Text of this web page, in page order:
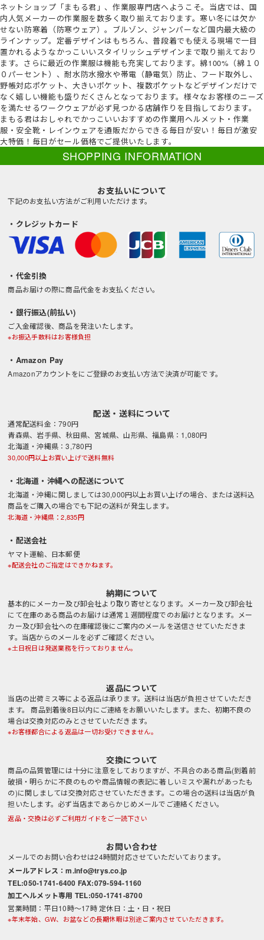
ネットショップ「まもる君」、作業服専門店へようこそ。当店では、国
内人気メーカーの作業服を数多く取り揃えております。寒い冬には欠か
せない防寒着（防寒ウェア）。ブルゾン、ジャンパーなど国内最大級の
ラインナップ。定番デザインはもちろん、普段着でも使える現場で一目
置かれるようなかっこいいスタイリッシュデザインまで取り揃えており
ます。さらに最近の作業服は機能も充実しております。綿100%（綿１０
０パーセント）、耐水防水撥水や帯電（静電気）防止、フード取外し、
野帳対応ポケット、大きいポケット、複数ポケットなどデザインだけで
なく嬉しい機能も盛りだくさんとなっております。様々なお客様のニーズ
を満たせるワークウェアが必ず見つかる店舗作りを目指しております。
まもる君はおしゃれでかっこいいおすすめの作業用ヘルメット・作業
服・安全靴・レインウェアを通販だからできる毎日が安い！毎日が激安
大特価！毎日がセール価格でご提供いたします。
SHOPPING INFORMATION
お支払いについて
下記のお支払い方法がご利用いただけます。
・クレジットカード
・代金引換
商品お届けの際に商品代金をお支払ください。
・銀行振込(前払い)
ご入金確認後、商品を発注いたします。
※お振込手数料はお客様負担
・Amazon Pay
Amazonアカウントをにご登録のお支払い方法で決済が可能です。
配送・送料について
通常配送料金：790円
青森県、岩手県、秋田県、宮城県、山形県、福島県：1,080円
北海道・沖縄県：3,780円
30,000円以上お買い上げで送料無料
・北海道・沖縄への配送について
北海道・沖縄に関しましては30,000円以上お買い上げの場合、または送料込
商品をご購入の場合でも下記の送料が発生します。
北海道・沖縄県：2,835円
・配送会社
ヤマト運輸、日本郵便
※配送会社のご指定はできかねます。
納期について
基本的にメーカー及び卸会社より取り寄せとなります。メーカー及び卸会社
にて在庫のある商品のお届けは通常１週間程度でのお届けとなります。メー
カー及び卸会社への在庫確認後にご案内のメールを送信させていただきま
す。当店からのメールを必ずご確認ください。
※土日祝日は発送業務を行っておりません。
返品について
当店の出荷ミス等による返品は承ります。送料は当店が負担させていただき
ます。 商品到着後8日以内にご連絡をお願いいたします。また、初期不良の
場合は交換対応のみとさせていただきます。
※お客様都合による返品は一切お受けできません。
交換について
商品の品質管理には十分に注意をしておりますが、不具合のある商品(到着前
破損・明らかに不良のものや商品情報の表記に著しいミスや漏れがあったも
の)に関しましては交換対応させていただきます。この場合の送料は当店が負
担いたします。必ず当店まであらかじめメールでご連絡ください。
返品・交換は必ずご利用ガイドをご一読下さい
お問い合わせ
メールでのお問い合わせは24時間対応させていただいております。
メールアドレス：m.info@trys.co.jp
TEL:050-1741-6400 FAX:079-594-1160
加工ヘルメット専用 TEL:050-1741-8700
営業時間：平日10時～17時 定休日：土・日・祝日
※年末年始、GW、お盆などの長期休暇は別途ご案内させていただきます。